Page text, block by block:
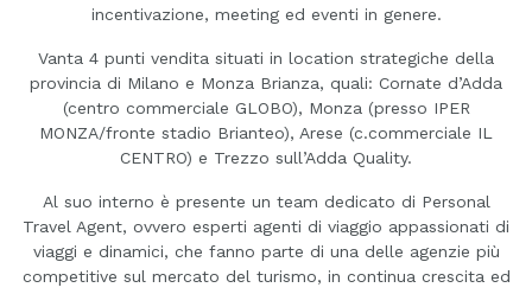
incentivazione, meeting ed eventi in genere.
Vanta 4 punti vendita situati in location strategiche della
provincia di Milano e Monza Brianza, quali: Cornate d’Adda
(centro commerciale GLOBO), Monza (presso IPER
MONZA/fronte stadio Brianteo), Arese (c.commerciale IL
CENTRO) e Trezzo sull’Adda Quality.
Al suo interno è presente un team dedicato di Personal
Travel Agent, ovvero esperti agenti di viaggio appassionati di
viaggi e dinamici, che fanno parte di una delle agenzie più
competitive sul mercato del turismo, in continua crescita ed